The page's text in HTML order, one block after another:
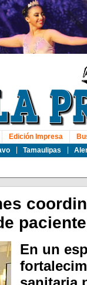
Tamaulipas
Edición Impresa
En un